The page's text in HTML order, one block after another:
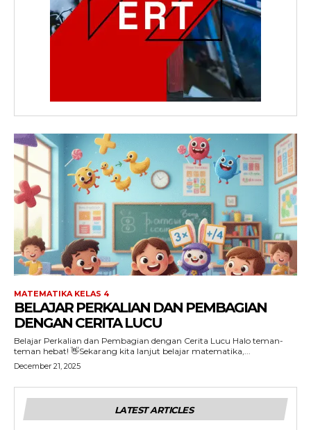
MATEMATIKA KELAS 4
BELAJAR PERKALIAN DAN PEMBAGIAN
DENGAN CERITA LUCU
Belajar Perkalian dan Pembagian dengan Cerita Lucu Halo teman-
teman hebat! 👋Sekarang kita lanjut belajar matematika,...
December 21, 2025
LATEST ARTICLES